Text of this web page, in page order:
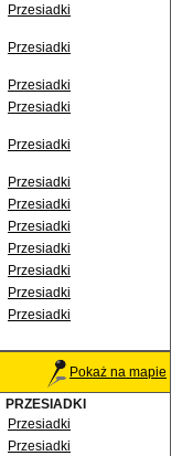
Przesiadki
Przesiadki
Przesiadki
Przesiadki
Przesiadki
Przesiadki
Przesiadki
Przesiadki
Przesiadki
Przesiadki
Przesiadki
Przesiadki
Pokaż na mapie
PRZESIADKI
Przesiadki
Przesiadki